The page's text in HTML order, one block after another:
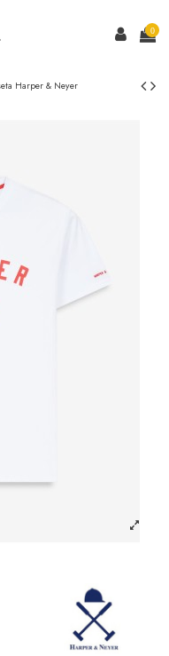
0
Harper & Neyer